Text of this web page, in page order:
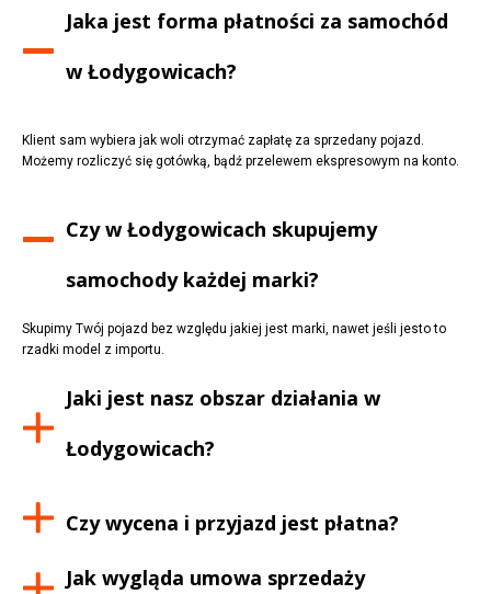
Jaka jest forma płatności za samochód
wŁodygowicach?
Klient sam wybiera jak woli otrzymać zapłatę za sprzedany pojazd.
Możemy rozliczyć się gotówką, bądź przelewem ekspresowym na konto.
Czy wŁodygowicach skupujemy
samochody każdej marki?
Skupimy Twój pojazd bez względu jakiej jest marki, nawet jeśli jesto to
rzadki model z importu.
Jaki jest nasz obszar działania w
Łodygowicach?
Czy wycena i przyjazd jest płatna?
Jak wygląda umowa sprzedaży